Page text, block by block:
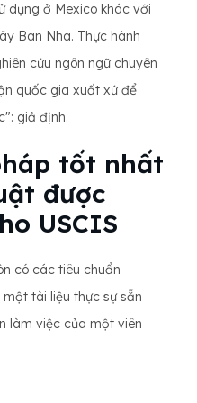
dụng ở Mexico khác với
Ban Nha. Thực hành
cứu ngôn ngữ chuyên
quốc gia xuất xứ để
giả định.
tốt nhất
được
USCIS
có các tiêu chuẩn
tài liệu thực sự sẵn
làm việc của một viên